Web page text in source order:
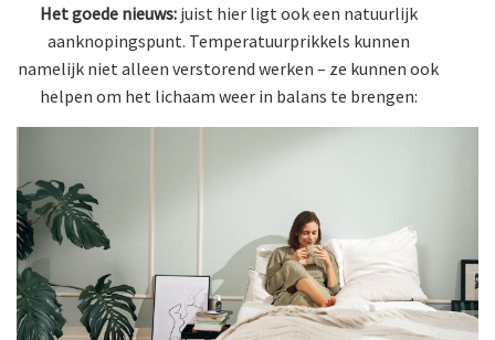
Het goede nieuws:juist hier ligt ook een natuurlijk
aanknopingspunt. Temperatuurprikkels kunnen
namelijk niet alleen verstorend werken – ze kunnen ook
helpen om het lichaam weer in balans te brengen: